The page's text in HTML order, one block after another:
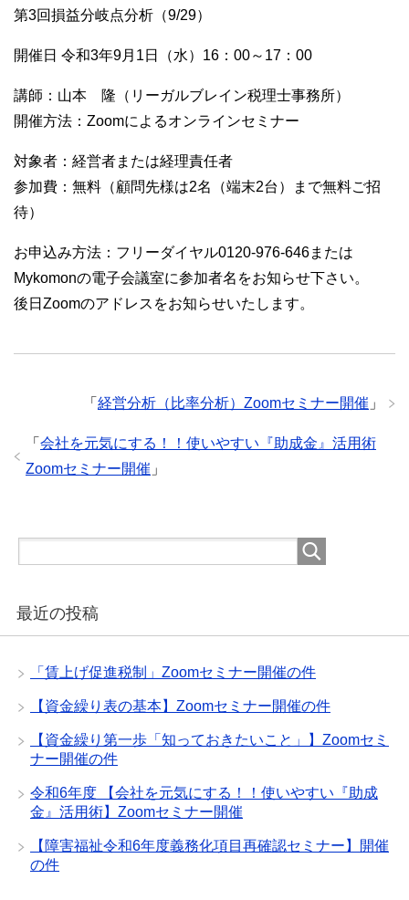
第3回損益分岐点分析（9/29）
開催日 令和3年9月1日（水）16：00～17：00
講師：山本 隆（リーガルブレイン税理士事務所）
開催方法：Zoomによるオンラインセミナー
対象者：経営者または経理責任者
参加費：無料（顧問先様は2名（端末2台）まで無料ご招
待）
お申込み方法：フリーダイヤル0120-976-646または
Mykomonの電子会議室に参加者名をお知らせ下さい。
後日Zoomのアドレスをお知らせいたします。
「 経営分析（比率分析）Zoomセミナー開催 」
「 会社を元気にする！！使いやすい『助成金』活用術
Zoomセミナー開催 」
最近の投稿
「賃上げ促進税制」Zoomセミナー開催の件
【資金繰り表の基本】Zoomセミナー開催の件
【資金繰り第一歩「知っておきたいこと」】Zoomセミ
ナー開催の件
令和6年度 【会社を元気にする！！使いやすい『助成
金』活用術】Zoomセミナー開催
【障害福祉令和6年度義務化項目再確認セミナー】開催
の件